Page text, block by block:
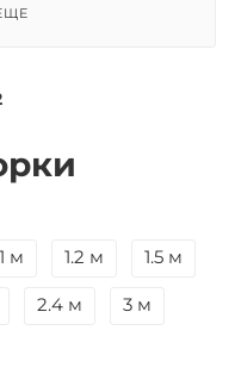
1 м 1.2 м 1.5 м
2.4 м 3 м